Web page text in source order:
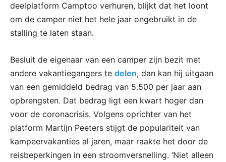
deelplatform Camptoo verhuren, blijkt dat het loont
om de camper niet het hele jaar ongebruikt in de
stalling te laten staan.
Besluit de eigenaar van een camper zijn bezit met
andere vakantiegangers te delen, dan kan hij uitgaan
van een gemiddeld bedrag van 5.500 per jaar aan
opbrengsten. Dat bedrag ligt een kwart hoger dan
voor de coronacrisis. Volgens oprichter van het
platform Martijn Peeters stijgt de populariteit van
kampeervakanties al jaren, maar raakte het door de
reisbeperkingen in een stroomversnelling. ‘Niet alleen